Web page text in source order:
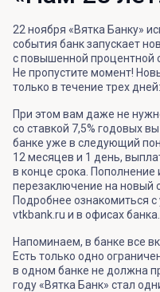
22 ноября «Вятка Банку»
события банк запускает
с повышенной процентной
Не пропустите момент!
только в течение трех
При этом вам даже не
со ставкой 7,5% годовых
банке уже в следующий
12 месяцев и 1 день,
в конце срока. Пополнение
перезаключение на новый
Подробнее ознакомиться
vtkbank.ru и в офисах банка.
Напоминаем, в банке все
Есть только одно
в одном банке не должна
году «Вятка Банк» стал